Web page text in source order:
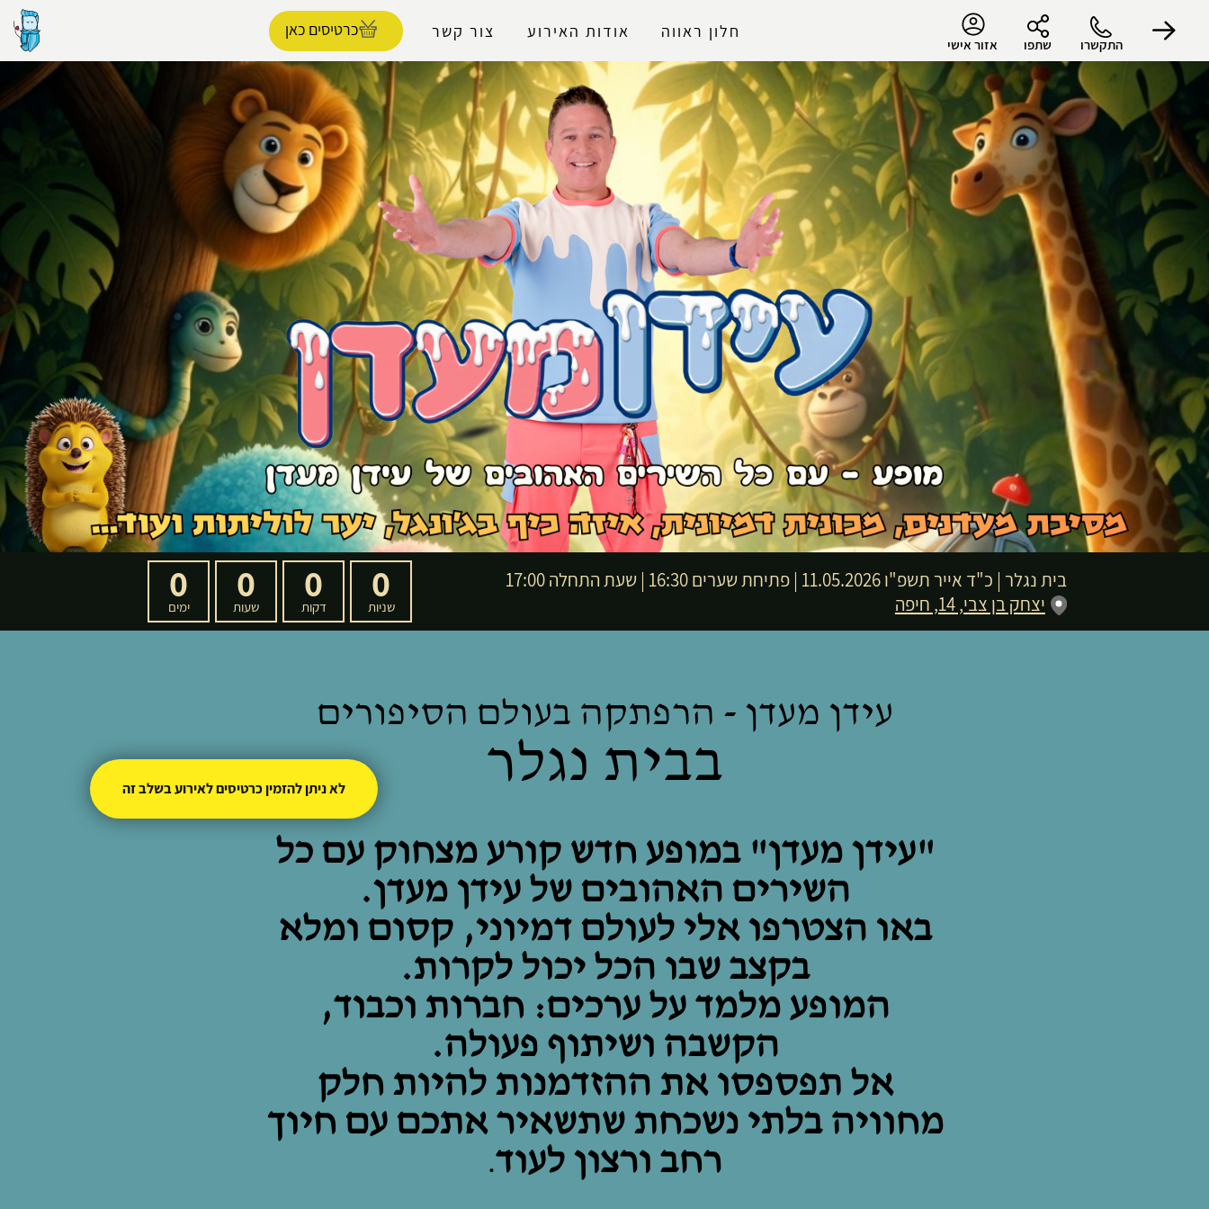
התקשרו שתפו אזור אישי
חלון ראווה אודות האירוע צור קשר כרטיסים כאן
בית נגלר | כ"ד אייר תשפ"ו11.05.2026 | פתיחת שערים 16:30 | שעת התחלה 17:00
יצחק בן צבי, 14, חיפה
0
שניות
0
דקות
0
שעות
0
ימים
עידן מעדן - הרפתקה בעולם הסיפורים
בבית נגלר
"עידן מעדן" במופע חדש קורע מצחוק עם כל
השירים האהובים של עידן מעדן.
באו הצטרפו אלי לעולם דמיוני, קסום ומלא
בקצב שבו הכל יכול לקרות.
המופע מלמד על ערכים: חברות וכבוד,
הקשבה ושיתוף פעולה.
אל תפספסו את ההזדמנות להיות חלק
מחוויה בלתי נשכחת שתשאיר אתכם עם חיוך
רחב ורצון לעוד.
לא ניתן להזמין כרטיסים לאירוע בשלב זה